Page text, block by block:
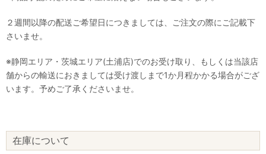
２週間以降の配送ご希望日につきましては、ご注文の際にご記載下
さいませ。
※静岡エリア・茨城エリア(土浦店)でのお受け取り、もしくは当該店
舗からの輸送におきましては受け渡しまで1か月程かかる場合がござ
います。予めご了承くださいませ。
在庫について